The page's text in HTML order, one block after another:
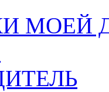
МОЕЙ